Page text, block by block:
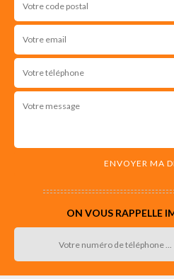
ON VOUS RAPPELLE